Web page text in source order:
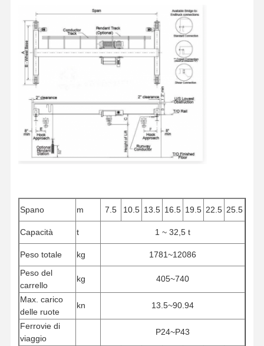
Spano m 7.5 10.5 13.5 16.5 19.5 22.5 25.5
Capacità t 1 ~ 32,5 t
Peso totale kg
1781~12086
Peso del
carrello
kg 405~740
Max. carico
delle ruote
kn 13.5~90.94
Ferrovie di
viaggio
P24~P43